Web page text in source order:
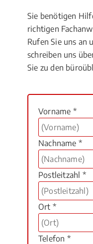
Sie benötigen
richtigen
Rufen Sie uns an
schreiben uns
Sie zu den
Vorname *
Nachname *
Postleitzahl *
Ort *
Telefon *